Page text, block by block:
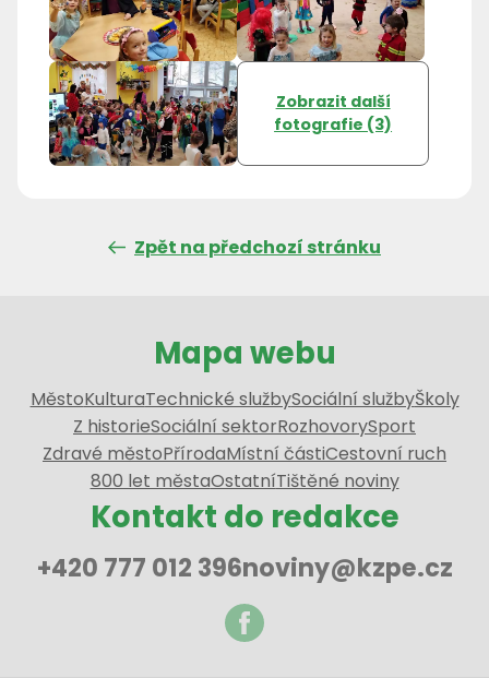
Zobrazit další
fotografie (3)
Zpět na předchozí stránku
Mapa webu
MěstoKulturaTechnické službySociální službyŠkoly
Z historieSociální sektorRozhovorySport
Zdravé městoPřírodaMístní částiCestovní ruch
800 let městaOstatníTištěné noviny
Kontakt do redakce
+420 777 012 396noviny@kzpe.cz